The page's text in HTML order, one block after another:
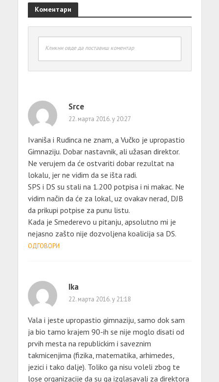
Коментари
Кликни овде да поставиш коментар
Srce
22. марта 2016. у 20:27
Ivaniša i Rudinca ne znam, a Vučko je upropastio
Gimnaziju. Dobar nastavnik, ali užasan direktor.
Ne verujem da će ostvariti dobar rezultat na
lokalu, jer ne vidim da se išta radi.
SPS i DS su stali na 1.200 potpisa i ni makac. Ne
vidim način da će za lokal, uz ovakav nerad, DJB
da prikupi potpise za punu listu.
Kada je Smederevo u pitanju, apsolutno mi je
nejasno zašto nije dozvoljena koalicija sa DS.
ОДГОВОРИ
Ika
22. марта 2016. у 21:18
Vala i jeste upropastio gimnaziju, samo dok sam
ja bio tamo krajem 90-ih se nije moglo disati od
prvih mesta na republickim i saveznim
takmicenjima (fizika, matematika, arhimedes,
jezici i tako dalje). Toliko ga nisu voleli zbog te
lose organizacije da su ga izglasavali za direktora